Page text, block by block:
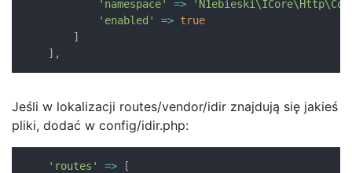
'namespace'
=>
'enabled'
=> true
]
] ,
Jeśli w lokalizacji routes/vendor/idir znajdują się jakieś
pliki, dodać w config/idir.php:
'routes' =>
[